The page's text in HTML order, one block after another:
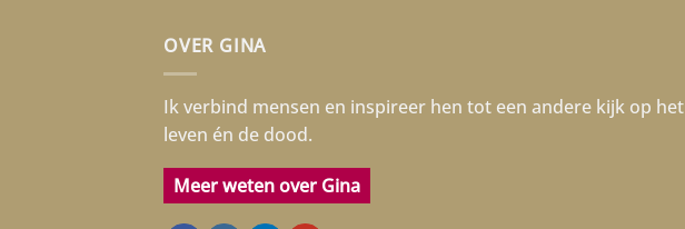
OVER GINA
Ik verbind mensen en inspireer hen tot een andere kijk op het
leven én de dood.
Meer weten over Gina